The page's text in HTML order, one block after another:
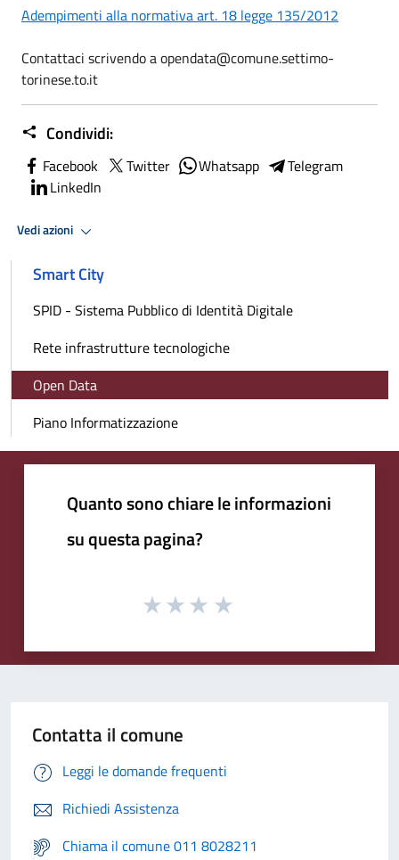
Adempimenti alla normativa art. 18 legge 135/2012
Contattaci scrivendo a opendata@comune.settimo-
torinese.to.it
Condividi:
Facebook Twitter Whatsapp
Telegram
LinkedIn
Vedi azioni
Smart City
SPID - Sistema Pubblico di Identità Digitale
Rete infrastrutture tecnologiche
Open Data
Piano Informatizzazione
Quanto sono chiare le informazioni
su questa pagina?
Contatta il comune
Leggi le domande frequenti
Richiedi Assistenza
Chiama il comune 011 8028211